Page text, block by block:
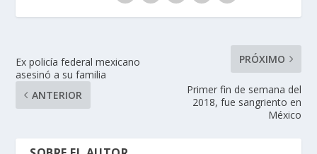
Ex policía federal mexicano
asesinó a su familia
ANTERIOR
PRÓXIMO
Primer fin de semana del
2018, fue sangriento en
México